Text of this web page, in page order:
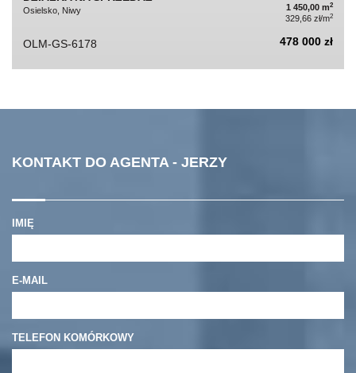
Osielsko, Niwy 1 450,00 m2
329,66 zł/m2
OLM-GS-6178 478 000 zł
KONTAKT DO AGENTA - JERZY
IMIĘ
E-MAIL
TELEFON KOMÓRKOWY